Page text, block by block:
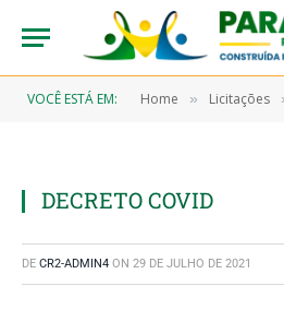
VOCÊ ESTÁ EM: Home » Licitações
DECRETO COVID
DE CR2-ADMIN4 ON 29 DE JULHO DE 2021